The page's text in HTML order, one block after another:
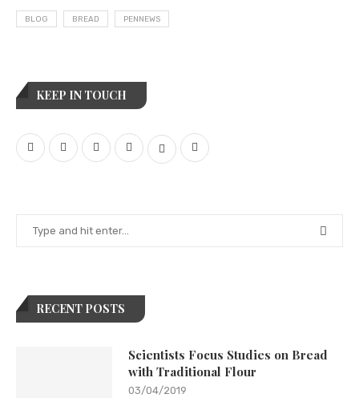
BLOG BREAD PENNEWS
KEEP IN TOUCH
RECENT POSTS
Scientists Focus Studies on Bread
with Traditional Flour
03/04/2019